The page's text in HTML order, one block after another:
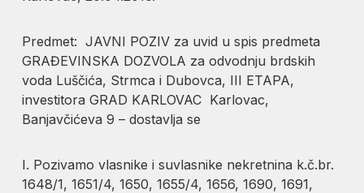
Predmet: JAVNI POZIV za uvid u spis predmeta
GRAĐEVINSKA DOZVOLA za odvodnju brdskih
voda Luščića, Strmca i Dubovca, III ETAPA,
investitora GRAD KARLOVAC Karlovac,
Banjavčićeva 9 – dostavlja se
I. Pozivamo vlasnike i suvlasnike nekretnina k.č.br.
1648/1, 1651/4, 1650, 1655/4, 1656, 1690, 1691,